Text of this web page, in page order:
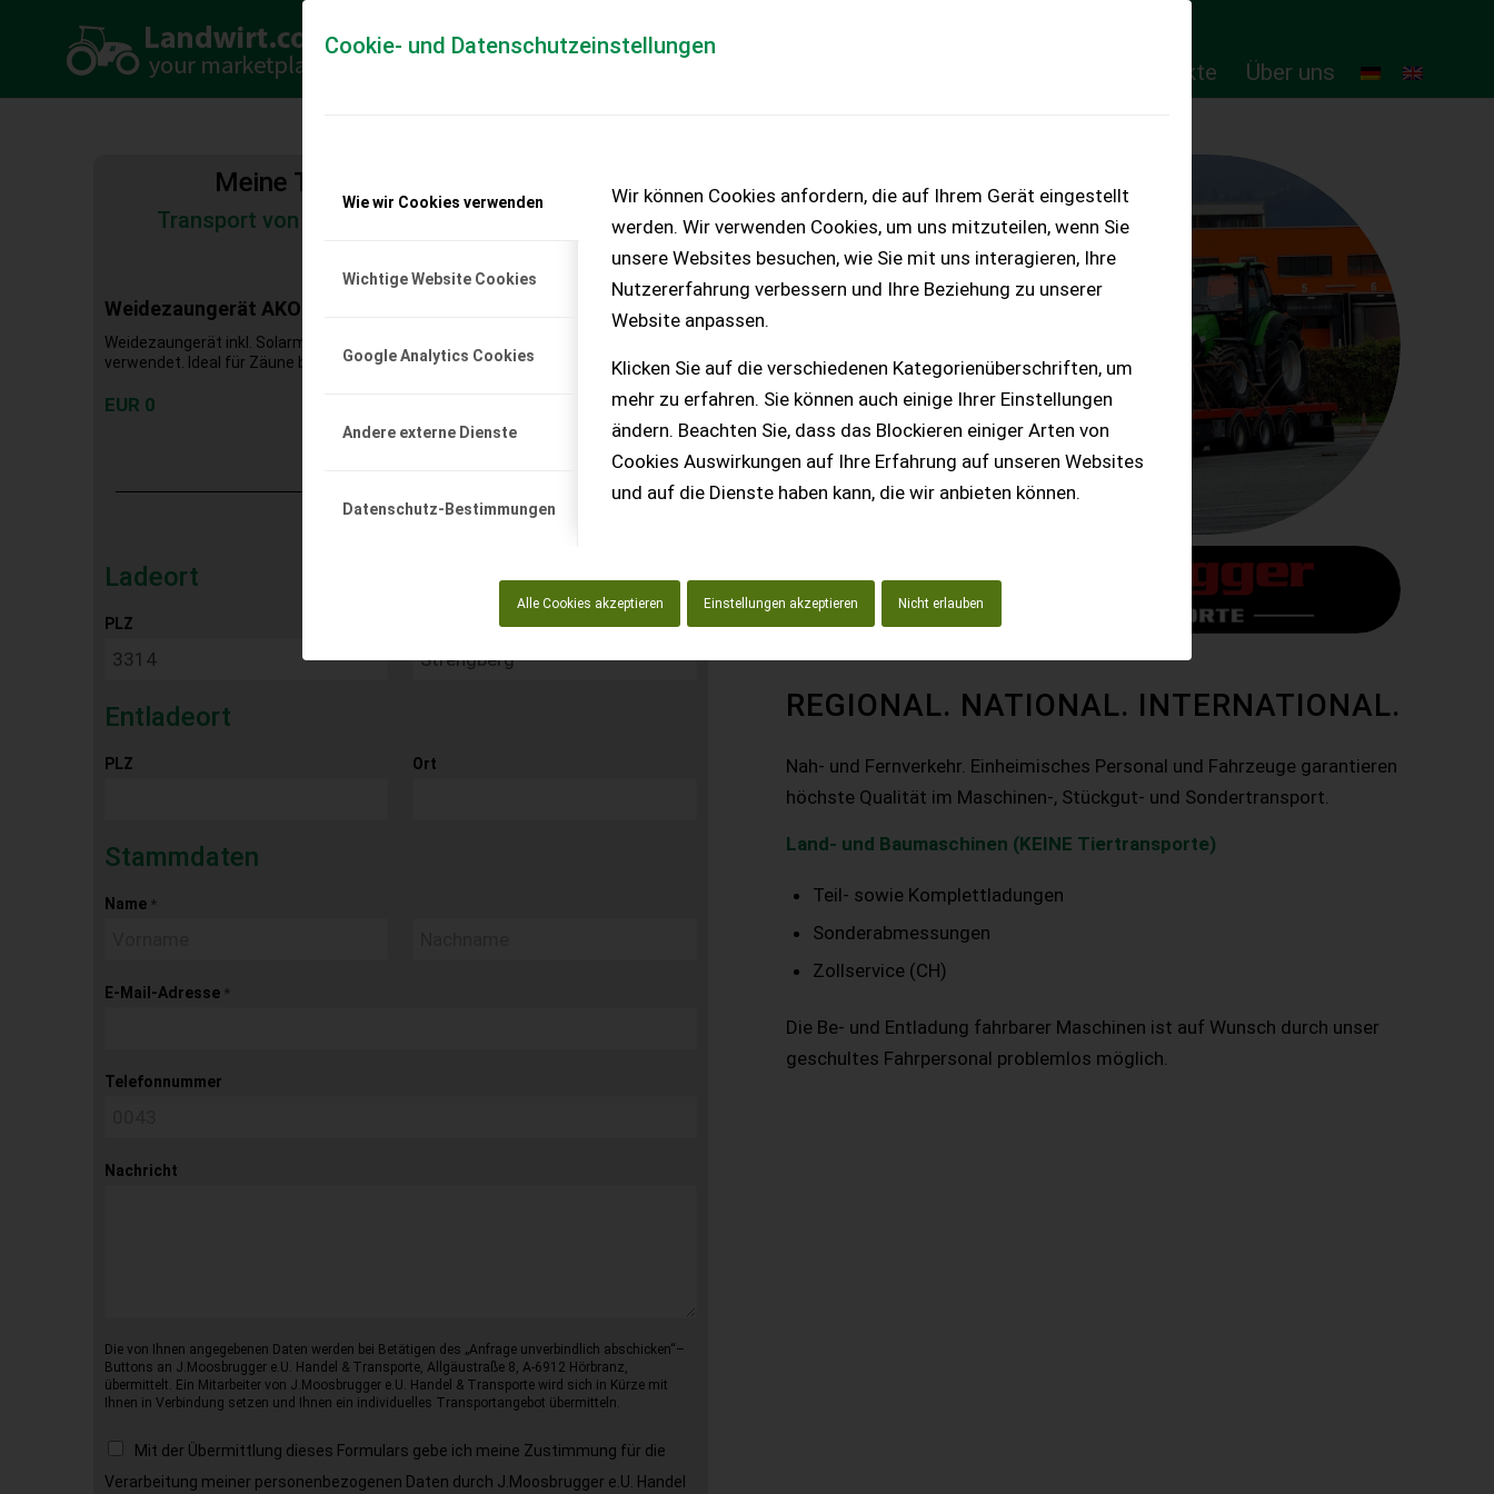
Cookie- und Datenschutzeinstellungen
Wie wir Cookies verwenden
Wichtige Website Cookies
Google Analytics Cookies
Andere externe Dienste
Datenschutz-Bestimmungen
Wir können Cookies anfordern, die auf Ihrem Gerät eingestellt
werden. Wir verwenden Cookies, um uns mitzuteilen, wenn Sie
unsere Websites besuchen, wie Sie mit uns interagieren, Ihre
Nutzererfahrung verbessern und Ihre Beziehung zu unserer
Website anpassen.
Klicken Sie auf die verschiedenen Kategorienüberschriften, um
mehr zu erfahren. Sie können auch einige Ihrer Einstellungen
ändern. Beachten Sie, dass das Blockieren einiger Arten von
Cookies Auswirkungen auf Ihre Erfahrung auf unseren Websites
und auf die Dienste haben kann, die wir anbieten können.
Alle Cookies akzeptieren Einstellungen akzeptieren Nicht erlauben
Online-Produkte Über uns
Meine Transportkostenanfrage
Transport von Land- und Baumaschinen – KEINE
Weidezaungerät AKO AN 4000
Weidezaungerät inkl. Solarmodul, Steuerung, Batterie, neu, wurde noch nie
verwendet. Ideal für Zäune bis 35 km, 5,5 Joule.
EUR 0
Ladeort
PLZ
Entladeort
PLZ Ort
Stammdaten
Name *
E-Mail-Adresse *
Telefonnummer
Nachricht
Die von Ihnen angegebenen Daten werden bei Betätigen des „Anfrage unverbindlich abschicken“–
Buttons an J.Moosbrugger e.U. Handel & Transporte, Allgäustraße 8, A-6912 Hörbranz,
übermittelt. Ein Mitarbeiter von J.Moosbrugger e.U. Handel & Transporte wird sich in Kürze mit
Ihnen in Verbindung setzen und Ihnen ein individuelles Transportangebot übermitteln.
Mit der Übermittlung dieses Formulars gebe ich meine Zustimmung für die
Verarbeitung meiner personenbezogenen Daten durch J.Moosbrugger e.U. Handel
REGIONAL. NATIONAL. INTERNATIONAL.
Nah- und Fernverkehr. Einheimisches Personal und Fahrzeuge garantieren
höchste Qualität im Maschinen-, Stückgut- und Sondertransport.
Land- und Baumaschinen (KEINE Tiertransporte)
Teil- sowie Komplettladungen
Sonderabmessungen
Zollservice (CH)
Die Be- und Entladung fahrbarer Maschinen ist auf Wunsch durch unser
geschultes Fahrpersonal problemlos möglich.